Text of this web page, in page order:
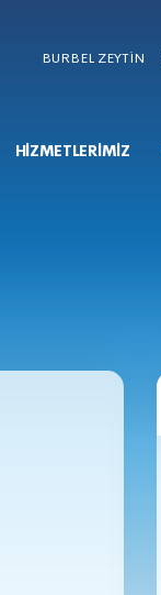
BURBEL ZEYTİN
HİZMETLERİMİZ